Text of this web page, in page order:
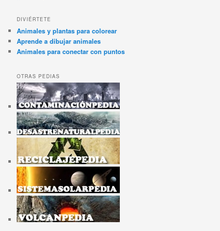
DIVIÉRTETE
Animales y plantas para colorear
Aprende a dibujar animales
Animales para conectar con puntos
OTRAS PEDIAS